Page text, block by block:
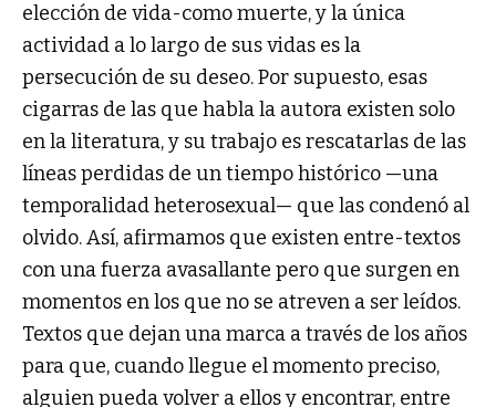
elección de vida-como muerte, y la única
actividad a lo largo de sus vidas es la
persecución de su deseo. Por supuesto, esas
cigarras de las que habla la autora existen solo
en la literatura, y su trabajo es rescatarlas de las
líneas perdidas de un tiempo histórico —una
temporalidad heterosexual— que las condenó al
olvido. Así, afirmamos que existen entre-textos
con una fuerza avasallante pero que surgen en
momentos en los que no se atreven a ser leídos.
Textos que dejan una marca a través de los años
para que, cuando llegue el momento preciso,
alguien pueda volver a ellos y encontrar, entre